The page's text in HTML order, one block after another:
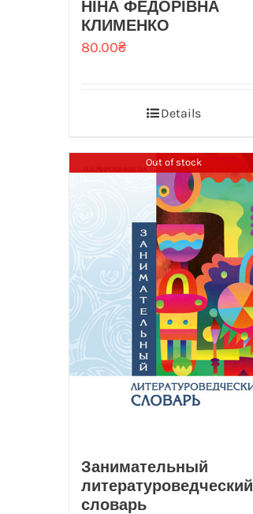
НІНА ФЕДОРІВНА
КЛИМЕНКО
80.00₴
Details
Out of stock
Занимательный
литературоведческий
словарь